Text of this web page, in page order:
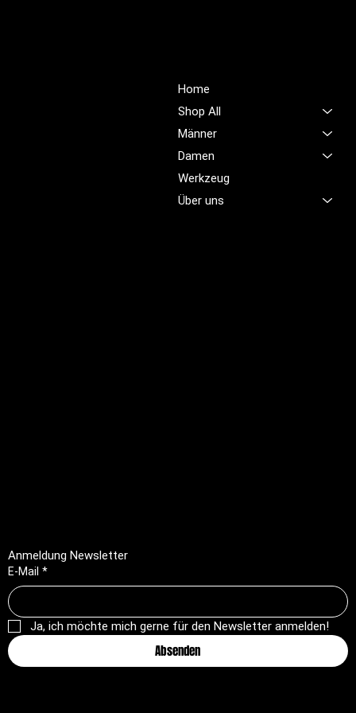
Home
Shop All
Männer
Damen
Werkzeug
Über uns
Anmeldung Newsletter
E-Mail *
Ja, ich möchte mich gerne für den Newsletter anmelden!
Absenden